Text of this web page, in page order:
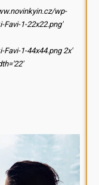
wp-
1-22x22.png'
1-44x44.png 2x'